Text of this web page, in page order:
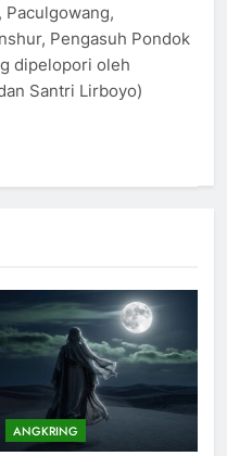
ANGKRING
Idul Fitri di Rumah
Paculgowang,
Pengasuh Pondok
dipelopori oleh
Santri Lirboyo)